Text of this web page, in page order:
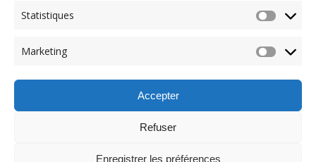
Statistiques
Marketing
Accepter
Refuser
Enregistrer les préférences
Navigation
de
l'article
Previous:
post: